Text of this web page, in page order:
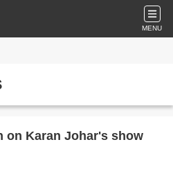
MENU
on Karan Johar's show